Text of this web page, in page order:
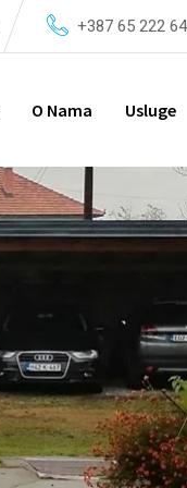
+387 65 222
O Nama Usluge